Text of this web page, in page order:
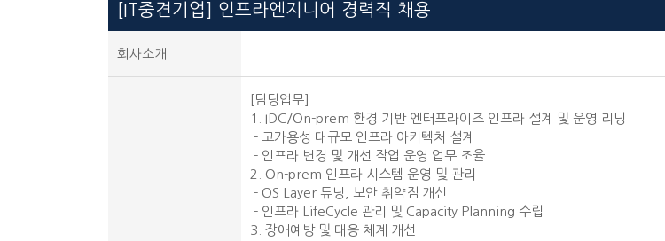
[IT중견기업] 인프라엔지니어 경력직 채용
회사소개
[담당업무]
1. IDC/On-prem 환경 기반 엔터프라이즈 인프라 설계 및 운영 리딩
- 고가용성 대규모 인프라 아키텍처 설계
- 인프라 변경 및 개선 작업 운영 업무 조율
2. On-prem 인프라 시스템 운영 및 관리
- OS Layer 튜닝, 보안 취약점 개선
- 인프라 LifeCycle 관리 및 Capacity Planning 수립
3. 장애예방 및 대응 체계 개선